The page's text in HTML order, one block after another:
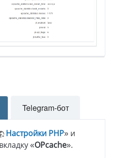
Telegram-бот
Настройки PHP» и
«OPcache».